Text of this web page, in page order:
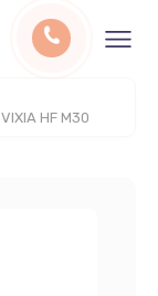
VIXIA HF M30